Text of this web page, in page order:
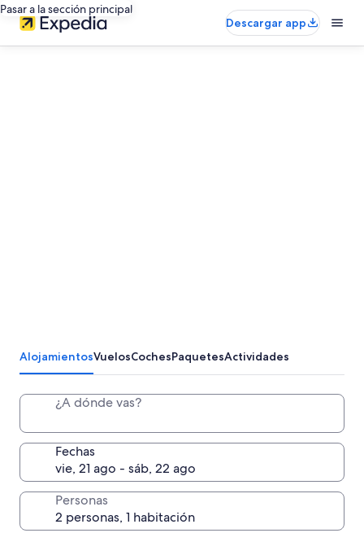
Pasar a la sección principal
Descargar app
AlojamientosVuelosCochesPaquetesActividades
¿A dónde vas?
Fechas
Personas